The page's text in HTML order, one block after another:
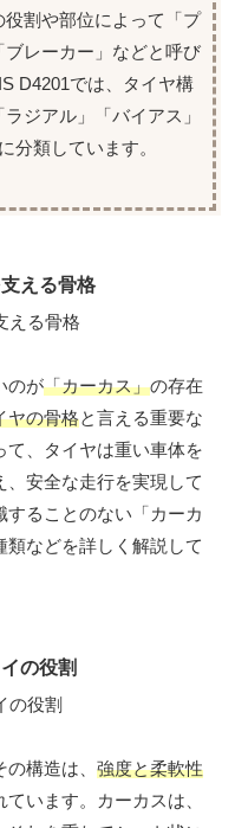
割や部位によって「プ
レーカー」などと呼び
D4201では、タイヤ構
ジアル」「バイアス」
分類しています。
える骨格
のが「カーカス」の存在
ヤの骨格と言える重要な
、タイヤは重い車体を
安全な走行を実現して
ることのない「カーカ
類などを詳しく解説して
の役割
構造は、 強度と柔軟性
ています。カーカスは、